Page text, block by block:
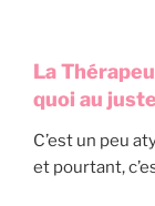
La
quoi au
C’est un peu
et pourtant,